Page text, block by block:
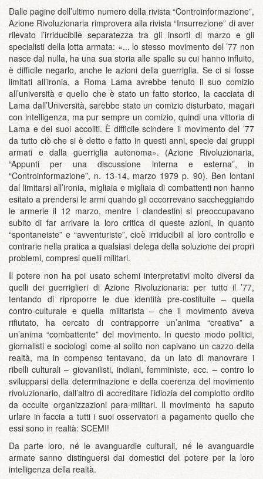
Dalle pagine dell’ultimo numero della rivista “Controinformazione”,
Azione Rivoluzionaria rimprovera alla rivista “Insurrezione” di aver
rilevato l’irriducibile separatezza tra gli insorti di marzo e gli
specialisti della lotta armata: «... lo stesso movimento del ’77 non
nasce dal nulla, ha una sua storia alle spalle su cui hanno influito,
è difficile negarlo, anche le azioni della guerriglia. Se ci si fosse
limitati all’ironia, a Roma Lama avrebbe tenuto il suo comizio
all’università e quello che è stato un fatto storico, la cacciata di
Lama dall’Università, sarebbe stato un comizio disturbato, magari
con intelligenza, ma pur sempre un comizio, quindi una vittoria di
Lama e dei suoi accoliti. È difficile scindere il movimento del ’77
da tutto ciò che si è detto e fatto in questi anni, specie dai gruppi
armati e dalla guerriglia autonoma». (Azione Rivoluzionaria,
“Appunti per una discussione interna e esterna”, in
“Controinformazione”, n. 13-14, marzo 1979 p. 90). Ben lontani
dal limitarsi all’ironia, migliaia e migliaia di combattenti non hanno
esitato a prendersi le armi quando gli occorrevano saccheggiando
le armerie il 12 marzo, mentre i clandestini si preoccupavano
subito di far arrivare la loro critica di queste azioni, in quanto
“spontaneiste” e “avventuriste”, cioè irriducibili al loro controllo e
contrarie nella pratica a qualsiasi delega della soluzione dei propri
problemi, compresi quelli militari.
Il potere non ha poi usato schemi interpretativi molto diversi da
quelli dei guerriglieri di Azione Rivoluzionaria: per tutto il ’77,
tentando di riproporre le due identità pre-costituite – quella
contro-culturale e quella militarista – che il movimento aveva
rifiutato, ha cercato di contrapporre un’anima “creativa” a
un’anima “combattente” del movimento. In questo modo politici,
giornalisti e sociologi come al solito non capivano un cazzo della
realtà, ma in compenso tentavano, da un lato di manovrare i
ribelli culturali – giovanilisti, indiani, femministe, ecc. – contro lo
svilupparsi della determinazione e della coerenza del movimento
rivoluzionario, dall’altro di accreditare l’idiozia del complotto ordito
da occulte organizzazioni para-militari. Il movimento ha saputo
urlare in faccia a tutti i suoi osservatori a pagamento quello che
essi sono in realtà: SCEMI!
Da parte loro, né le avanguardie culturali, né le avanguardie
armate sanno distinguersi dai domestici del potere per la loro
intelligenza della realtà.